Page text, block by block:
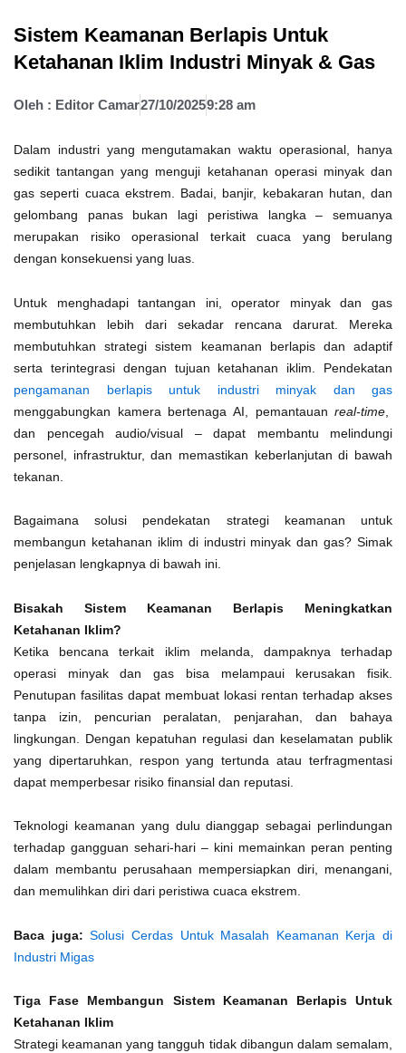
Sistem Keamanan Berlapis Untuk
Ketahanan Iklim Industri Minyak & Gas
Oleh : Editor Camar27/10/20259:28 am
Dalam industri yang mengutamakan waktu operasional, hanya
sedikit tantangan yang menguji ketahanan operasi minyak dan
gas seperti cuaca ekstrem. Badai, banjir, kebakaran hutan, dan
gelombang panas bukan lagi peristiwa langka – semuanya
merupakan risiko operasional terkait cuaca yang berulang
dengan konsekuensi yang luas.
Untuk menghadapi tantangan ini, operator minyak dan gas
membutuhkan lebih dari sekadar rencana darurat. Mereka
membutuhkan strategi sistem keamanan berlapis dan adaptif
serta terintegrasi dengan tujuan ketahanan iklim. Pendekatan
pengamanan berlapis untuk industri minyak dan gas
menggabungkan kamera bertenaga AI, pemantauanreal-time
dan pencegah audio/visual – dapat membantu melindungi
personel, infrastruktur, dan memastikan keberlanjutan di bawah
tekanan.
Bagaimana solusi pendekatan strategi keamanan untuk
membangun ketahanan iklim di industri minyak dan gas? Simak
penjelasan lengkapnya di bawah ini.
Bisakah Sistem Keamanan Berlapis Meningkatkan
Ketahanan Iklim?
Ketika bencana terkait iklim melanda, dampaknya terhadap
operasi minyak dan gas bisa melampaui kerusakan fisik.
Penutupan fasilitas dapat membuat lokasi rentan terhadap akses
tanpa izin, pencurian peralatan, penjarahan, dan bahaya
lingkungan. Dengan kepatuhan regulasi dan keselamatan publik
yang dipertaruhkan, respon yang tertunda atau terfragmentasi
dapat memperbesar risiko finansial dan reputasi.
Teknologi keamanan yang dulu dianggap sebagai perlindungan
terhadap gangguan sehari-hari – kini memainkan peran penting
dalam membantu perusahaan mempersiapkan diri, menangani,
dan memulihkan diri dari peristiwa cuaca ekstrem.
Baca juga: Solusi Cerdas Untuk Masalah Keamanan Kerja di
Industri Migas
Tiga Fase Membangun Sistem Keamanan Berlapis Untuk
Ketahanan Iklim
Strategi keamanan yang tangguh tidak dibangun dalam semalam,